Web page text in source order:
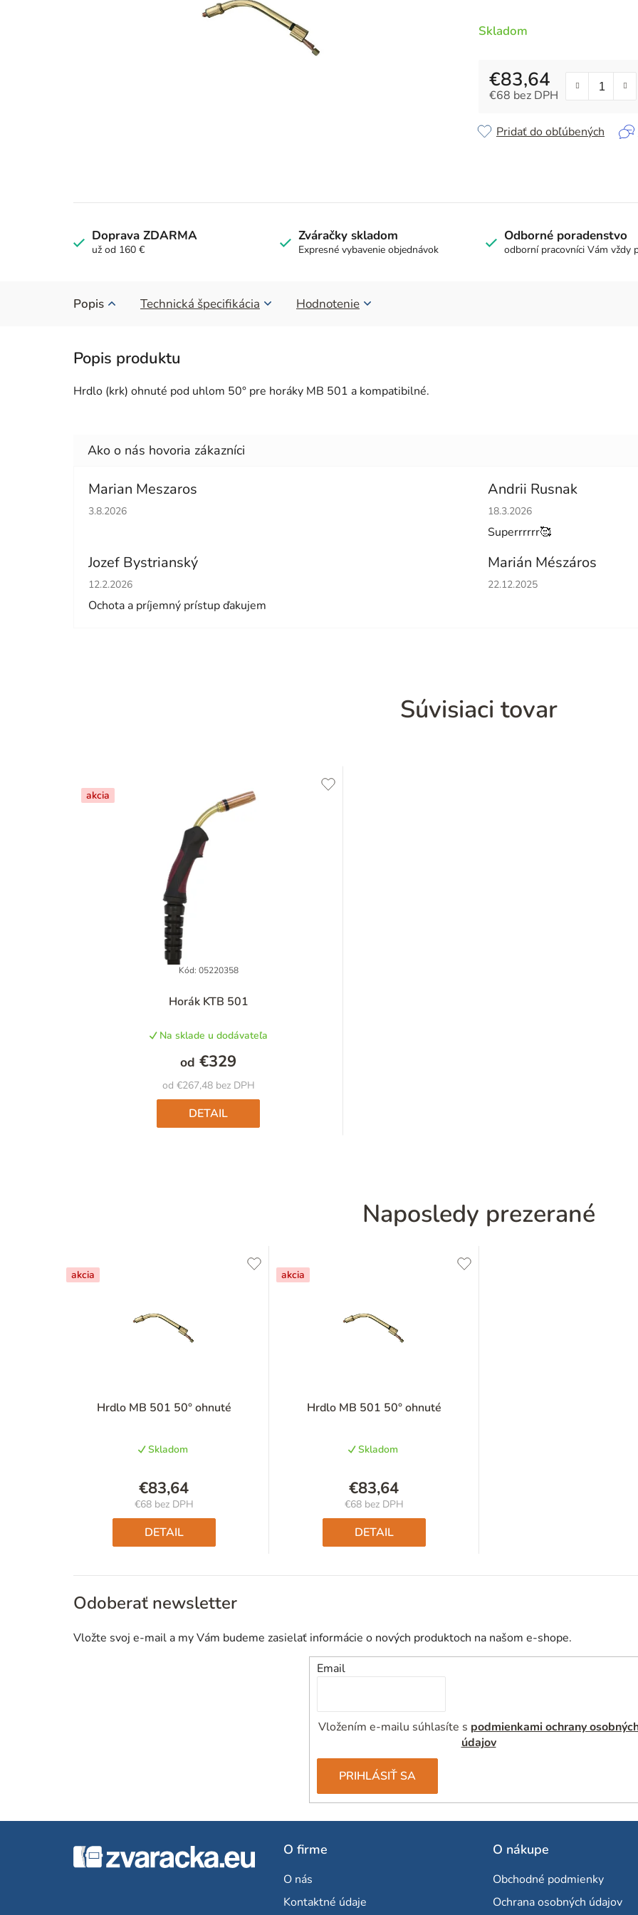
hviezdičiek.
Skladom
€83,64
€68 bez DPH
Pridať do obľúbených
Doprava ZDARMA
už od 160 €
Zváračky skladom
Expresné vybavenie objednávok
Odborné poradenstvo
odborní pracovníci Vám vždy
Popis Technická špecifikácia Hodnotenie
Hrdlo (krk) ohnuté pod uhlom 50° pre horáky MB 501 a kompatibilné.
Marian Meszaros
Hodnotenie obchodu je 5 z 5 hviezdičiek.
3.8.2026
Andrii Rusnak
Hodnotenie obchodu je 5 z 5
18.3.2026
Superrrrrr🥰
Jozef Bystrianský
Hodnotenie obchodu je 5 z 5 hviezdičiek.
12.2.2026
Ochota a príjemný prístup ďakujem
Marián Mészáros
Hodnotenie obchodu je 5 z 5
22.12.2025
Súvisiaci tovar
akcia
Horák KTB 501
Na sklade u dodávateľa
od €267,48 bez DPH
od €329
DETAIL
Kód: 05220358
Naposledy prezerané
akcia
Hrdlo MB 501 50° ohnuté
Skladom
€83,64
€68 bez DPH
Jednotková
cena:
DETAIL
akcia
Hrdlo MB 501 50° ohnuté
Skladom
€83,64
€68 bez DPH
Jednotková
cena:
DETAIL
Odoberať newsletter
Vložte svoj e-mail a my Vám budeme zasielať informácie o nových produktoch na našom e-shope.
Email
Vložením e-mailu súhlasíte s podmienkami ochrany
údajov
PRIHLÁSIŤ SA
O firme
O nás
Kontaktné údaje
O nákupe
Obchodné podmienky
Ochrana osobných údajov